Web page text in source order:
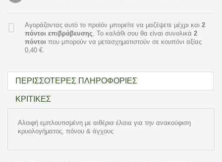
Αγοράζοντας αυτό το προϊόν μπορείτε να μαζέψετε μέχρι και 2
πόντοι επιβράβευσης. Το καλάθι σου θα είναι συνολικά 2
πόντοι που μπορούν να μετασχηματιστούν σε κουπόνι αξίας
0,40 €.
ΠΕΡΙΣΣΌΤΕΡΕΣ ΠΛΗΡΟΦΟΡΊΕΣ
ΚΡΙΤΙΚΈΣ
Αλοιφή εμπλουτισμένη με αιθέρια έλαια για την ανακούφιση
κρυολογήματος, πόνου & άγχους